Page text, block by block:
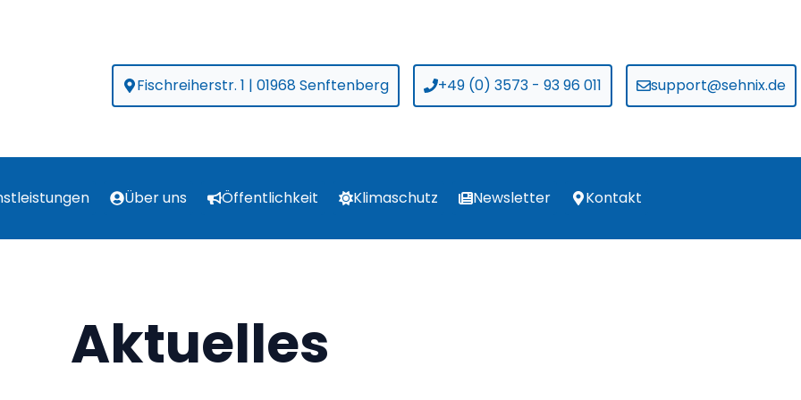
Fischreiherstr. 1 | 01968 Senftenberg +49 (0) 3573 - 93 96 011 support@sehnix.de
Über uns Öffentlichkeit Klimaschutz Newsletter Kontakt
Aktuelles